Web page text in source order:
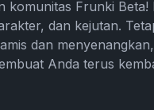
komunitas Frunki
dan kejutan.
dan
Anda terus